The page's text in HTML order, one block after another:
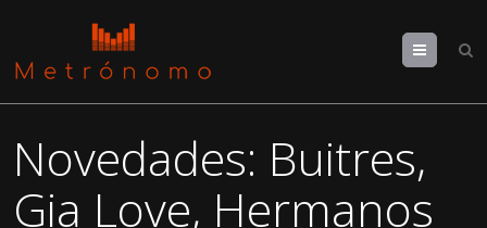
Menu
Novedades: Buitres,
Gia Love, Hermanos